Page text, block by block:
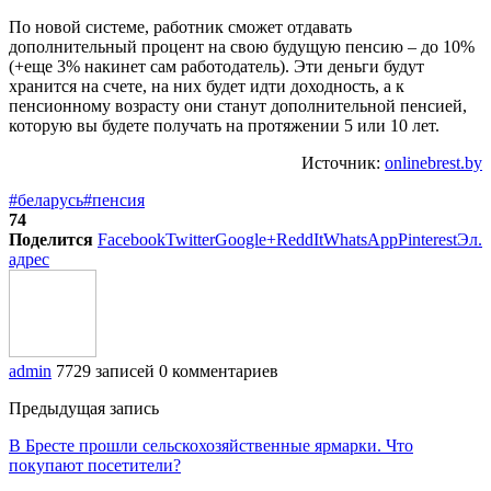
По новой системе, работник сможет отдавать
дополнительный процент на свою будущую пенсию – до 10%
(+еще 3% накинет сам работодатель). Эти деньги будут
хранится на счете, на них будет идти доходность, а к
пенсионному возрасту они станут дополнительной пенсией,
которую вы будете получать на протяжении 5 или 10 лет.
Источник: onlinebrest.by
#беларусь#пенсия
74
Поделится FacebookTwitterGoogle+ReddItWhatsAppPinterestЭл.
адрес
admin 7729 записей 0 комментариев
Предыдущая запись
В Бресте прошли сельскохозяйственные ярмарки. Что
покупают посетители?